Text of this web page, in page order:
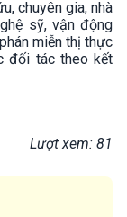
chuyên gia, nhà
sỹ, vận động
miễn thị thực
đối tác theo kết
Lượt xem: 81